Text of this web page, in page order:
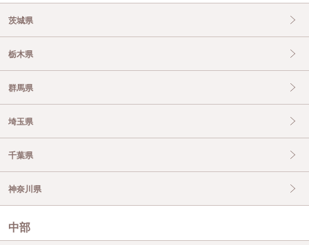
茨城県
栃木県
群馬県
埼玉県
千葉県
神奈川県
中部